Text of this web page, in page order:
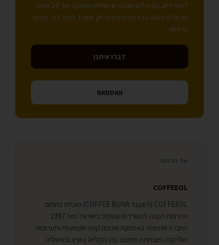
למשרדים, עם פולים מובחרים ושירות תחזוקה תוך 24 שעות.
פנו אלינו ונבנה עבורכם פתרון מדויק שעובד היטב כבר מהיום
הראשון.
דברו איתנו
וואטסאפ
על הכותב
COFFEEOL
COFFEEOL (לשעבר COFFEE BUNA) פועלת בתחום
פתרונות הקפה למשרדים ועסקים בישראל מאז 1997.
החברה מתמחה באספקת מכונות קפה מקצועיות ותערובות
פולי קפה מובחרות ממיטב בתי הקלייה בארץ ובאיטליה.